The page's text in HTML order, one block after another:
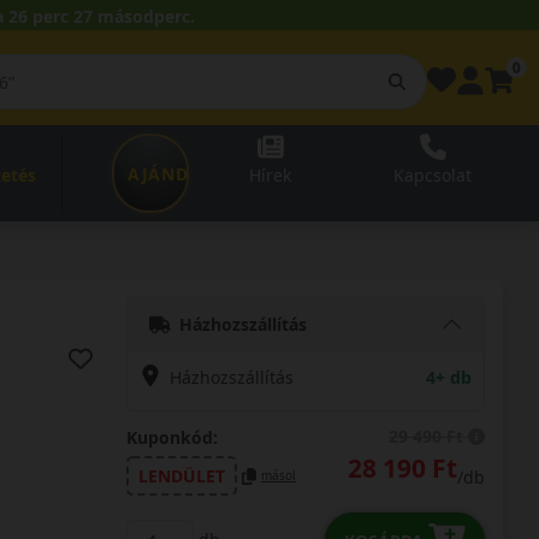
26 perc 26 másodperc.
AJÁNDÉKUTALVÁNY
Házhozszállítás
Házhozszállítás 4+ db
Kuponkód:
LENDÜLET
másol 28 190 Ft/db